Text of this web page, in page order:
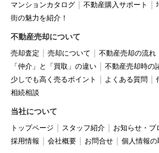
マンションカタログ 不動産購入サポート
街の魅力を紹介！
不動産売却について
売却査定 売却について
不動産売却の流れ
「仲介」と「買取」の違い
不動産売却時の
少しでも高く売るポイント
よくある質問
相続相談
当社について
トップページ スタッフ紹介 お知らせ・ブ
採用情報
会社概要 お問合せ 個人情報の